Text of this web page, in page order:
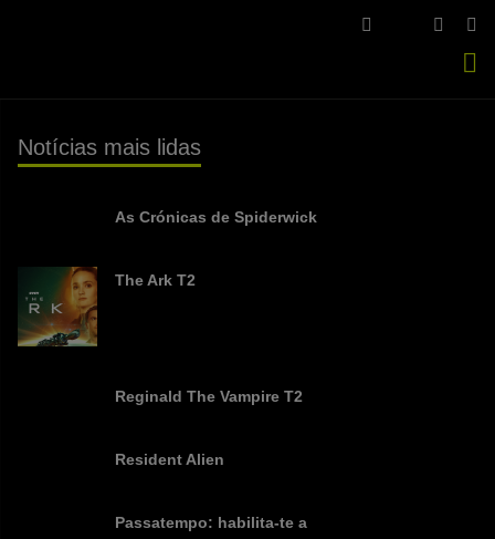
FACEBOOK
TWITTER
Notícias mais lidas
As Crónicas de Spiderwick
The Ark T2
Reginald The Vampire T2
Resident Alien
Passatempo: habilita-te a